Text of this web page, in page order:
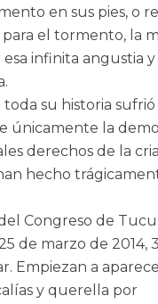
en sus pies, o
el tormento, la
infinita angustia
su historia
la
derechos de la
hecho
Congreso de
de marzo de 2014,
Empiezan a
y querella por